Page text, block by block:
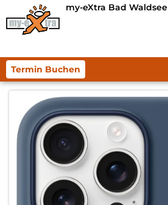
my-eXtra Bad Waldsee
Termin Buchen